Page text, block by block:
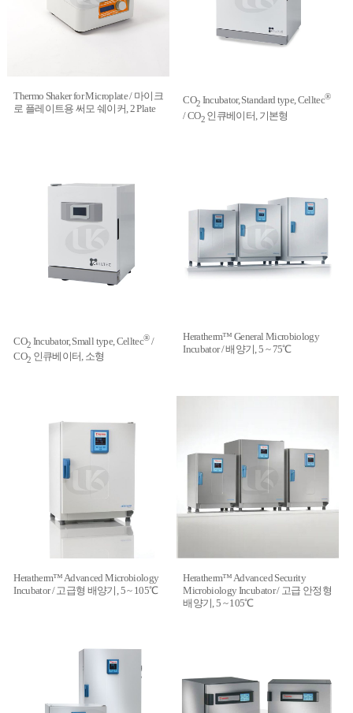
Thermo Shaker for Microplate / 마이크
로 플레이트용 써모 쉐이커, 2 Plate
CO2 Incubator, Standard type, Celltec®
/ CO2 인큐베이터, 기본형
CO2 Incubator, Small type, Celltec®/
CO2 인큐베이터, 소형
Heratherm™ General Microbiology
Incubator / 배양기, 5 ~ 75℃
Heratherm™ Advanced Microbiology
Incubator / 고급형 배양기, 5 ~ 105℃
Heratherm™ Advanced Security
Microbiology Incubator / 고급 안정형
배양기, 5 ~ 105℃